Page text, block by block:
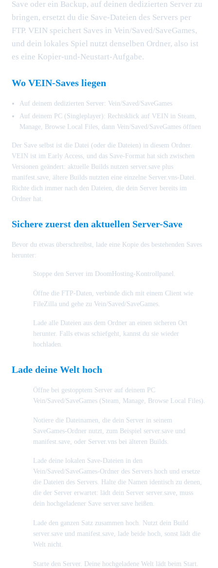
Save oder ein Backup, auf deinen dedizierten Server zu
bringen, ersetzt du die Save-Dateien des Servers per
FTP. VEIN speichert Saves in Vein/Saved/SaveGames,
und dein lokales Spiel nutzt denselben Ordner, also ist
es eine Kopier-und-Neustart-Aufgabe.
Wo VEIN-Saves liegen
Auf deinem dedizierten Server: Vein/Saved/SaveGames
Auf deinem PC (Singleplayer): Rechtsklick auf VEIN in Steam,
Manage, Browse Local Files, dann Vein/Saved/SaveGames öffnen
Der Save selbst ist die Datei (oder die Dateien) in diesem Ordner.
VEIN ist im Early Access, und das Save-Format hat sich zwischen
Versionen geändert: aktuelle Builds nutzen server.save plus
manifest.save, ältere Builds nutzten eine einzelne Server.vns-Datei.
Richte dich immer nach den Dateien, die dein Server bereits im
Ordner hat.
Sichere zuerst den aktuellen Server-Save
Bevor du etwas überschreibst, lade eine Kopie des bestehenden Saves
herunter:
Stoppe den Server im DoomHosting-Kontrollpanel.
Öffne die FTP-Daten, verbinde dich mit einem Client wie
FileZilla und gehe zu Vein/Saved/SaveGames.
Lade alle Dateien aus dem Ordner an einen sicheren Ort
herunter. Falls etwas schiefgeht, kannst du sie wieder
hochladen.
Lade deine Welt hoch
Öffne bei gestopptem Server auf deinem PC
Vein/Saved/SaveGames (Steam, Manage, Browse Local Files).
Notiere die Dateinamen, die dein Server in seinem
SaveGames-Ordner nutzt, zum Beispiel server.save und
manifest.save, oder Server.vns bei älteren Builds.
Lade deine lokalen Save-Dateien in den
Vein/Saved/SaveGames-Ordner des Servers hoch und ersetze
die Dateien des Servers. Halte die Namen identisch zu denen,
die der Server erwartet: lädt dein Server server.save, muss
dein hochgeladener Save server.save heißen.
Lade den ganzen Satz zusammen hoch. Nutzt dein Build
server.save und manifest.save, lade beide hoch, sonst lädt die
Welt nicht.
Starte den Server. Deine hochgeladene Welt lädt beim Start.